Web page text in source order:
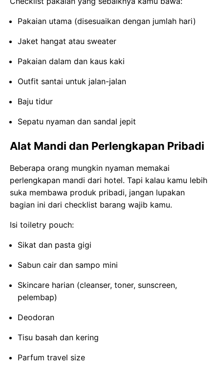
Pakaian utama (disesuaikan dengan jumlah hari)
Jaket hangat atau sweater
Pakaian dalam dan kaus kaki
Outfit santai untuk jalan-jalan
Baju tidur
Sepatu nyaman dan sandal jepit
Alat Mandi dan Perlengkapan Pribadi
Beberapa orang mungkin nyaman memakai
perlengkapan mandi dari hotel. Tapi kalau kamu lebih
suka membawa produk pribadi, jangan lupakan
bagian ini dari checklist barang wajib kamu.
Isi toiletry pouch:
Sikat dan pasta gigi
Sabun cair dan sampo mini
Skincare harian (cleanser, toner, sunscreen,
pelembap)
Deodoran
Tisu basah dan kering
Parfum travel size